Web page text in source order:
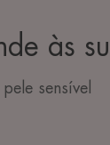
às
sensível